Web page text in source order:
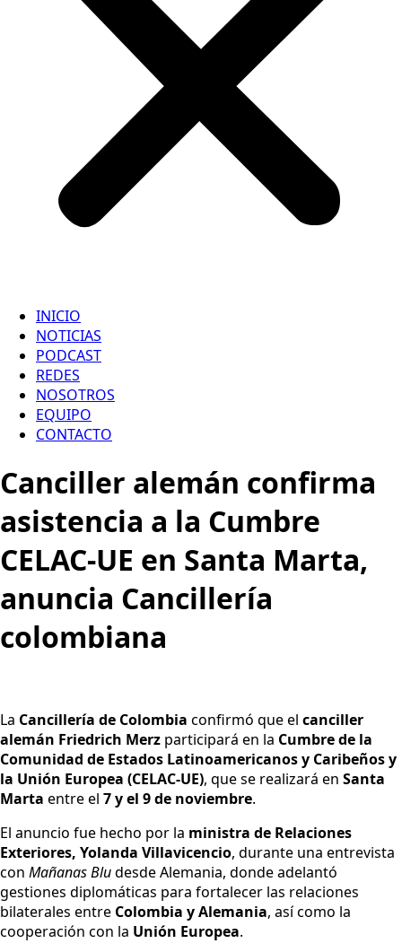
INICIO
NOTICIAS
PODCAST
REDES
NOSOTROS
EQUIPO
CONTACTO
Canciller alemán confirma
asistencia a la Cumbre
CELAC-UE en Santa Marta,
anuncia Cancillería
colombiana
La Cancillería de Colombia confirmó que el canciller
alemán Friedrich Merz participará en la Cumbre de la
Comunidad de Estados Latinoamericanos y Caribeños y
la Unión Europea (CELAC-UE), que se realizará en Santa
Marta entre el 7 y el 9 de noviembre.
El anuncio fue hecho por la ministra de Relaciones
Exteriores, Yolanda Villavicencio, durante una entrevista
con Mañanas Bludesde Alemania, donde adelantó
gestiones diplomáticas para fortalecer las relaciones
bilaterales entre Colombia y Alemania, así como la
cooperación con la Unión Europea.